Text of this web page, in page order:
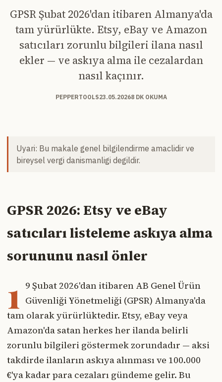
GPSR Şubat 2026'dan itibaren Almanya'da
tam yürürlükte. Etsy, eBay ve Amazon
satıcıları zorunlu bilgileri ilana nasıl
ekler — ve askıya alma ile cezalardan
nasıl kaçınır.
PEPPERTOOLS23.05.20268 DK OKUMA
Uyari: Bu makale genel bilgilendirme amaclidir ve
bireysel vergi danismanligi degildir.
GPSR 2026: Etsy ve eBay
satıcıları listeleme askıya alma
sorununu nasıl önler
1 9 Şubat 2026'dan itibaren AB Genel Ürün
Güvenliği Yönetmeliği (GPSR) Almanya'da
tam olarak yürürlüktedir. Etsy, eBay veya
Amazon'da satan herkes her ilanda belirli
zorunlu bilgileri göstermek zorundadır — aksi
takdirde ilanların askıya alınması ve 100.000
€'ya kadar para cezaları gündeme gelir. Bu